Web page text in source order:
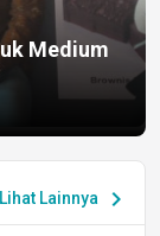
Medium
Lihat Lainnya chevron_right